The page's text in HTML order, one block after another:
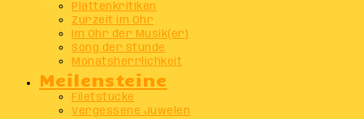
Plattenkritiken
Zurzeit im Ohr
Im Ohr der Musik(er)
Song der Stunde
Monatsherrlichkeit
Meilensteine
Filetstücke
Vergessene Juwelen